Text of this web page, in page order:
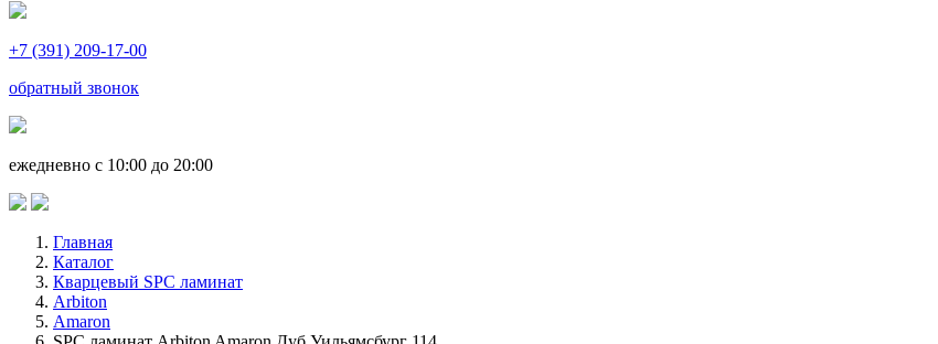
+7 (391) 209-17-00
обратный звонок
ежедневно с 10:00 до 20:00
Главная
Каталог
Кварцевый SPC ламинат
Arbiton
Amaron